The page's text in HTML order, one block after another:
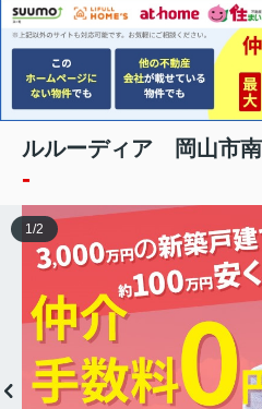
ルルーディア 岡山市南
-
1/2